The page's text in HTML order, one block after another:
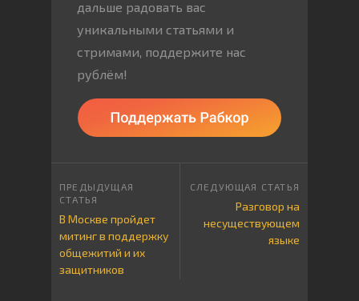
дальше радовать вас
уникальными статьями и
стримами, поддержите нас
рублём!
В Москве пройдет
митинг в поддержку
общежитий и их
защитников
Разговор на
несуществующем
языке